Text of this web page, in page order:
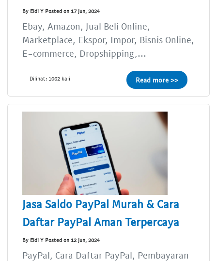
By Eldi Y Posted on 17 Jun, 2024
Ebay, Amazon, Jual Beli Online,
Marketplace, Ekspor, Impor, Bisnis Online,
E-commerce, Dropshipping,...
Dilihat: 1062 kali Read more >>
Jasa Saldo PayPal Murah & Cara
Daftar PayPal Aman Terpercaya
By Eldi Y Posted on 12 Jun, 2024
PayPal, Cara Daftar PayPal, Pembayaran